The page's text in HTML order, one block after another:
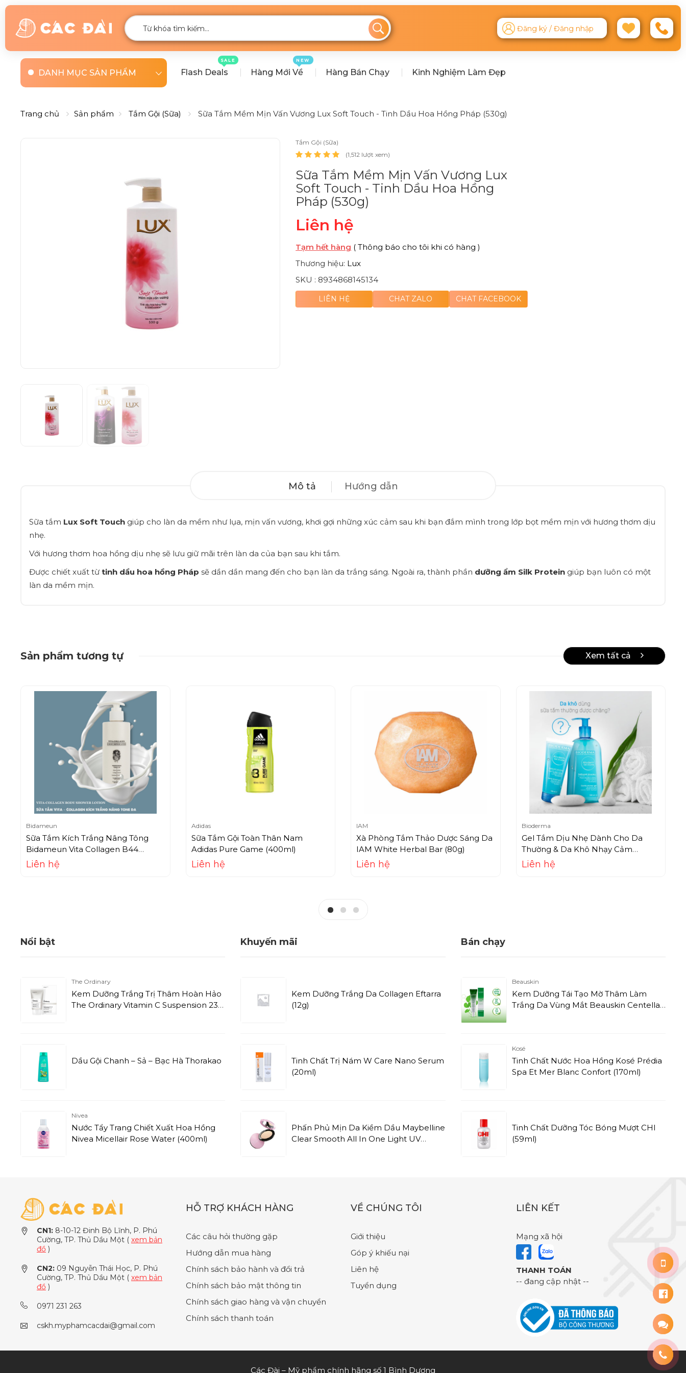
Đăng ký / Đăng nhập
DANH MỤC SẢN PHẨM Flash Deals
SALE
Hàng Mới Về
NEW
Hàng Bán Chạy Kinh Nghiệm Làm Đẹp
Trang chủ Sản phẩm Tắm Gội (Sữa) Sữa Tắm Mềm Mịn Vấn Vương Lux Soft Touch - Tinh Dầu Hoa Hồng Pháp (530g)
Tắm Gội (Sữa)
(1,512 lượt xem)
Sữa Tắm Mềm Mịn Vấn Vương Lux
Soft Touch - Tinh Dầu Hoa Hồng
Pháp (530g)
Liên hệ
Tạm hết hàng ( Thông báo cho tôi khi có hàng )
Thương hiệu: Lux
SKU : 8934868145134
LIÊN HỆ CHAT ZALO CHAT FACEBOOK
Mô tả Hướng dẫn
Sữa tắm Lux Soft Touch giúp cho làn da mềm như lụa, mịn vấn vương, khơi gợi những xúc cảm sau khi bạn đắm mình trong lớp bọt mềm mịn với hương thơm dịu
nhẹ.
Với hương thơm hoa hồng dịu nhẹ sẽ lưu giữ mãi trên làn da của bạn sau khi tắm.
Được chiết xuất từ tinh dầu hoa hồng Pháp sẽ dần dần mang đến cho bạn làn da trắng sáng. Ngoài ra, thành phần dưỡng ẩm Silk Protein giúp bạn luôn có một
làn da mềm mịn.
Sản phẩm tương tự Xem tất cả
Bidameun
Sữa Tắm Kích Trắng Nâng Tông
Bidameun Vita Collagen B44
(250ml)
Liên hệ
Adidas
Sữa Tắm Gội Toàn Thân Nam
Adidas Pure Game (400ml)
Liên hệ
IAM
Xà Phòng Tắm Thảo Dược Sáng Da
IAM White Herbal Bar (80g)
Liên hệ
Bioderma
Gel Tắm Dịu Nhẹ Dành Cho Da
Thường & Da Khô Nhạy Cảm
Bioderma Atoderm Gel Douche
Liên hệ
Nổi bật
The Ordinary
Kem Dưỡng Trắng Trị Thâm Hoàn Hảo
The Ordinary Vitamin C Suspension 23%
Dầu Gội Chanh – Sả – Bạc Hà Thorakao
Nivea
Nước Tẩy Trang Chiết Xuất Hoa Hồng
Nivea Micellair Rose Water (400ml)
Khuyến mãi
Kem Dưỡng Trắng Da Collagen Eftarra
(12g)
Tinh Chất Trị Nám W Care Nano Serum
(20ml)
Phấn Phủ Mịn Da Kiềm Dầu Maybelline
Clear Smooth All In One Light UV
Bán chạy
Beauskin
Kem Dưỡng Tái Tạo Mờ Thâm Làm
Trắng Da Vùng Mắt Beauskin Centella
Kosé
Tinh Chất Nước Hoa Hồng Kosé Prédia
Spa Et Mer Blanc Confort (170ml)
Tinh Chất Dưỡng Tóc Bóng Mượt CHI
(59ml)
CN1: 8-10-12 Đinh Bộ Lĩnh, P. Phú
Cường, TP. Thủ Dầu Một ( xem bản
đồ )
CN2: 09 Nguyễn Thái Học, P. Phú
Cường, TP. Thủ Dầu Một ( xem bản
đồ )
0971 231 263
cskh.myphamcacdai@gmail.com
HỖ TRỢ KHÁCH HÀNG
Các câu hỏi thường gặp
Hướng dẫn mua hàng
Chính sách bảo hành và đổi trả
Chính sách bảo mật thông tin
Chính sách giao hàng và vận chuyển
Chính sách thanh toán
VỀ CHÚNG TÔI
Giới thiệu
Góp ý khiếu nại
Liên hệ
Tuyển dụng
LIÊN KẾT
Mạng xã hội
THANH TOÁN
-- đang cập nhật --
Các Đài – Mỹ phẩm chính hãng số 1 Bình Dương